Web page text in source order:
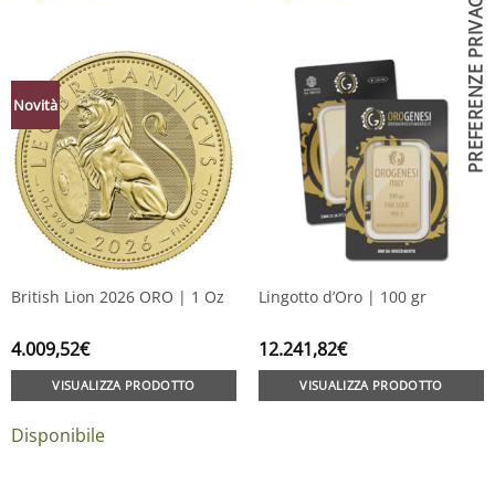
Novità
British Lion 2026 ORO | 1 Oz
4.009,52€
VISUALIZZA PRODOTTO
Disponibile
Lingotto d’Oro | 100 gr
12.241,82€
VISUALIZZA PRODOTTO